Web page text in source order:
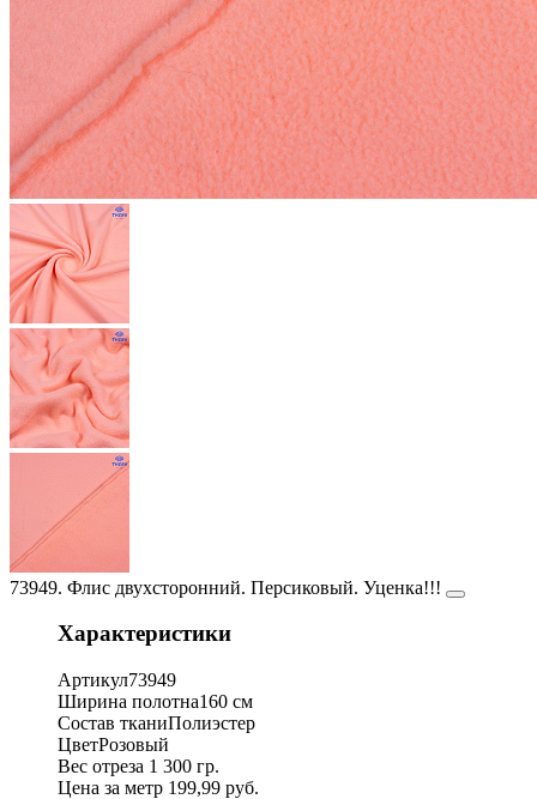
73949. Флис двухсторонний. Персиковый. Уценка!!!
Характеристики
Артикул73949
Ширина полотна160 см
Состав тканиПолиэстер
ЦветРозовый
Вес отреза 1 300 гр.
Цена за метр 199,99 руб.